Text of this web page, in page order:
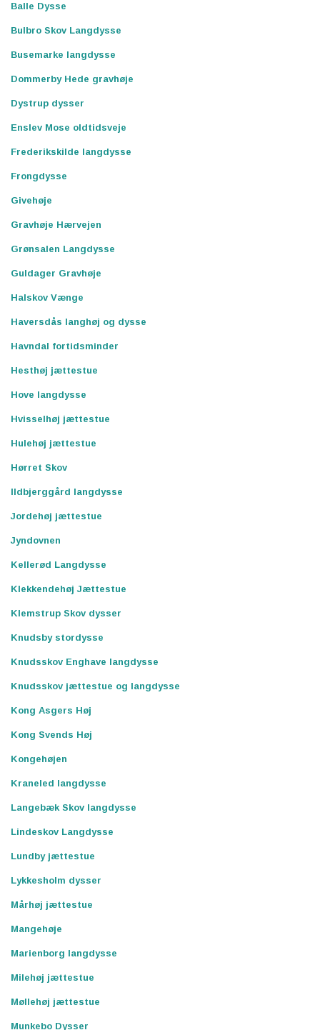
Balle Dysse
Bulbro Skov Langdysse
Busemarke langdysse
Dommerby Hede gravhøje
Dystrup dysser
Enslev Mose oldtidsveje
Frederikskilde langdysse
Frongdysse
Givehøje
Gravhøje Hærvejen
Grønsalen Langdysse
Guldager Gravhøje
Halskov Vænge
Haversdås langhøj og dysse
Havndal fortidsminder
Hesthøj jættestue
Hove langdysse
Hvisselhøj jættestue
Hulehøj jættestue
Hørret Skov
Ildbjerggård langdysse
Jordehøj jættestue
Jyndovnen
Kellerød Langdysse
Klekkendehøj Jættestue
Klemstrup Skov dysser
Knudsby stordysse
Knudsskov Enghave langdysse
Knudsskov jættestue og langdysse
Kong Asgers Høj
Kong Svends Høj
Kongehøjen
Kraneled langdysse
Langebæk Skov langdysse
Lindeskov Langdysse
Lundby jættestue
Lykkesholm dysser
Mårhøj jættestue
Mangehøje
Marienborg langdysse
Milehøj jættestue
Møllehøj jættestue
Munkebo Dysser